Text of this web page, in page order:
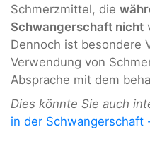
Schmerzmittel, die
Schwangerschaft nicht
Dennoch ist besondere
Verwendung von
Absprache mit dem
Dies könnte Sie auch
in der Schwangerschaft